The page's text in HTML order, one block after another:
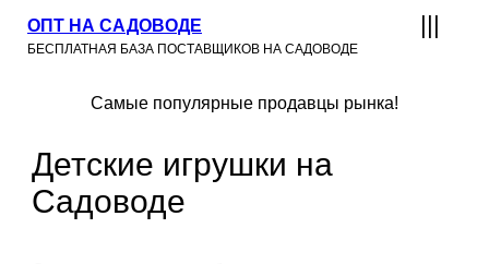
ОПТ НА САДОВОДЕ
БЕСПЛАТНАЯ БАЗА ПОСТАВЩИКОВ НА САДОВОДЕ
Самые популярные продавцы рынка!
Детские игрушки на
Садоводе